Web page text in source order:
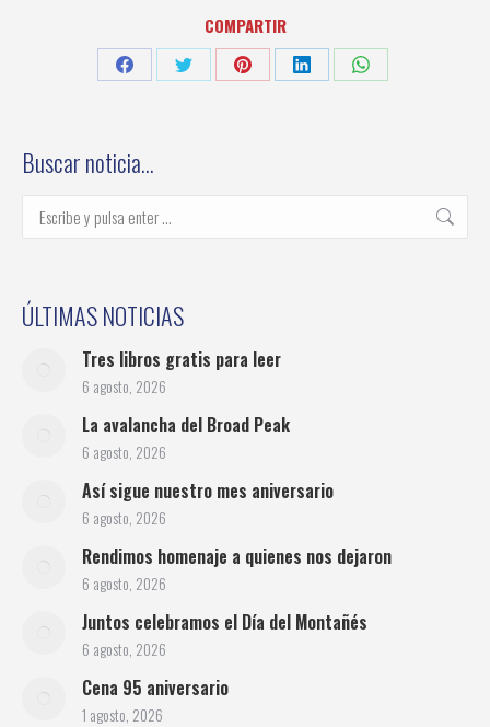
COMPARTIR
Share
Share
Share
Share
Share
Buscar noticia…
Buscar:
ÚLTIMAS NOTICIAS
Tres libros gratis para leer
6 agosto, 2026
La avalancha del Broad Peak
6 agosto, 2026
Así sigue nuestro mes aniversario
6 agosto, 2026
Rendimos homenaje a quienes nos dejaron
6 agosto, 2026
Juntos celebramos el Día del Montañés
6 agosto, 2026
Cena 95 aniversario
1 agosto, 2026